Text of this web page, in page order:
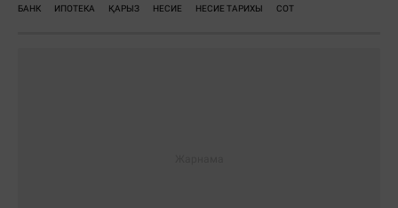
БАНК ИПОТЕКА ҚАРЫЗ НЕСИЕ НЕСИЕ ТАРИХЫ СОТ